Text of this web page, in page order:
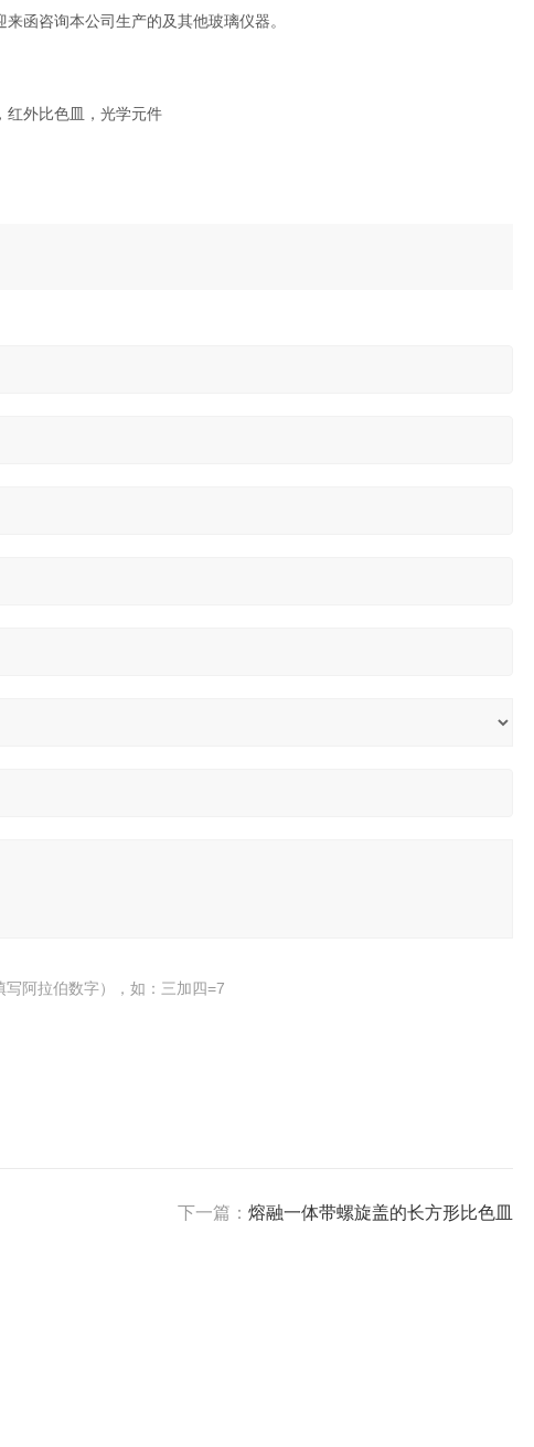
函咨询本公司生产的及其他玻璃仪器。
红外比色皿，光学元件
写阿拉伯数字），如：三加四=7
下一篇： 熔融一体带螺旋盖的长方形比色皿